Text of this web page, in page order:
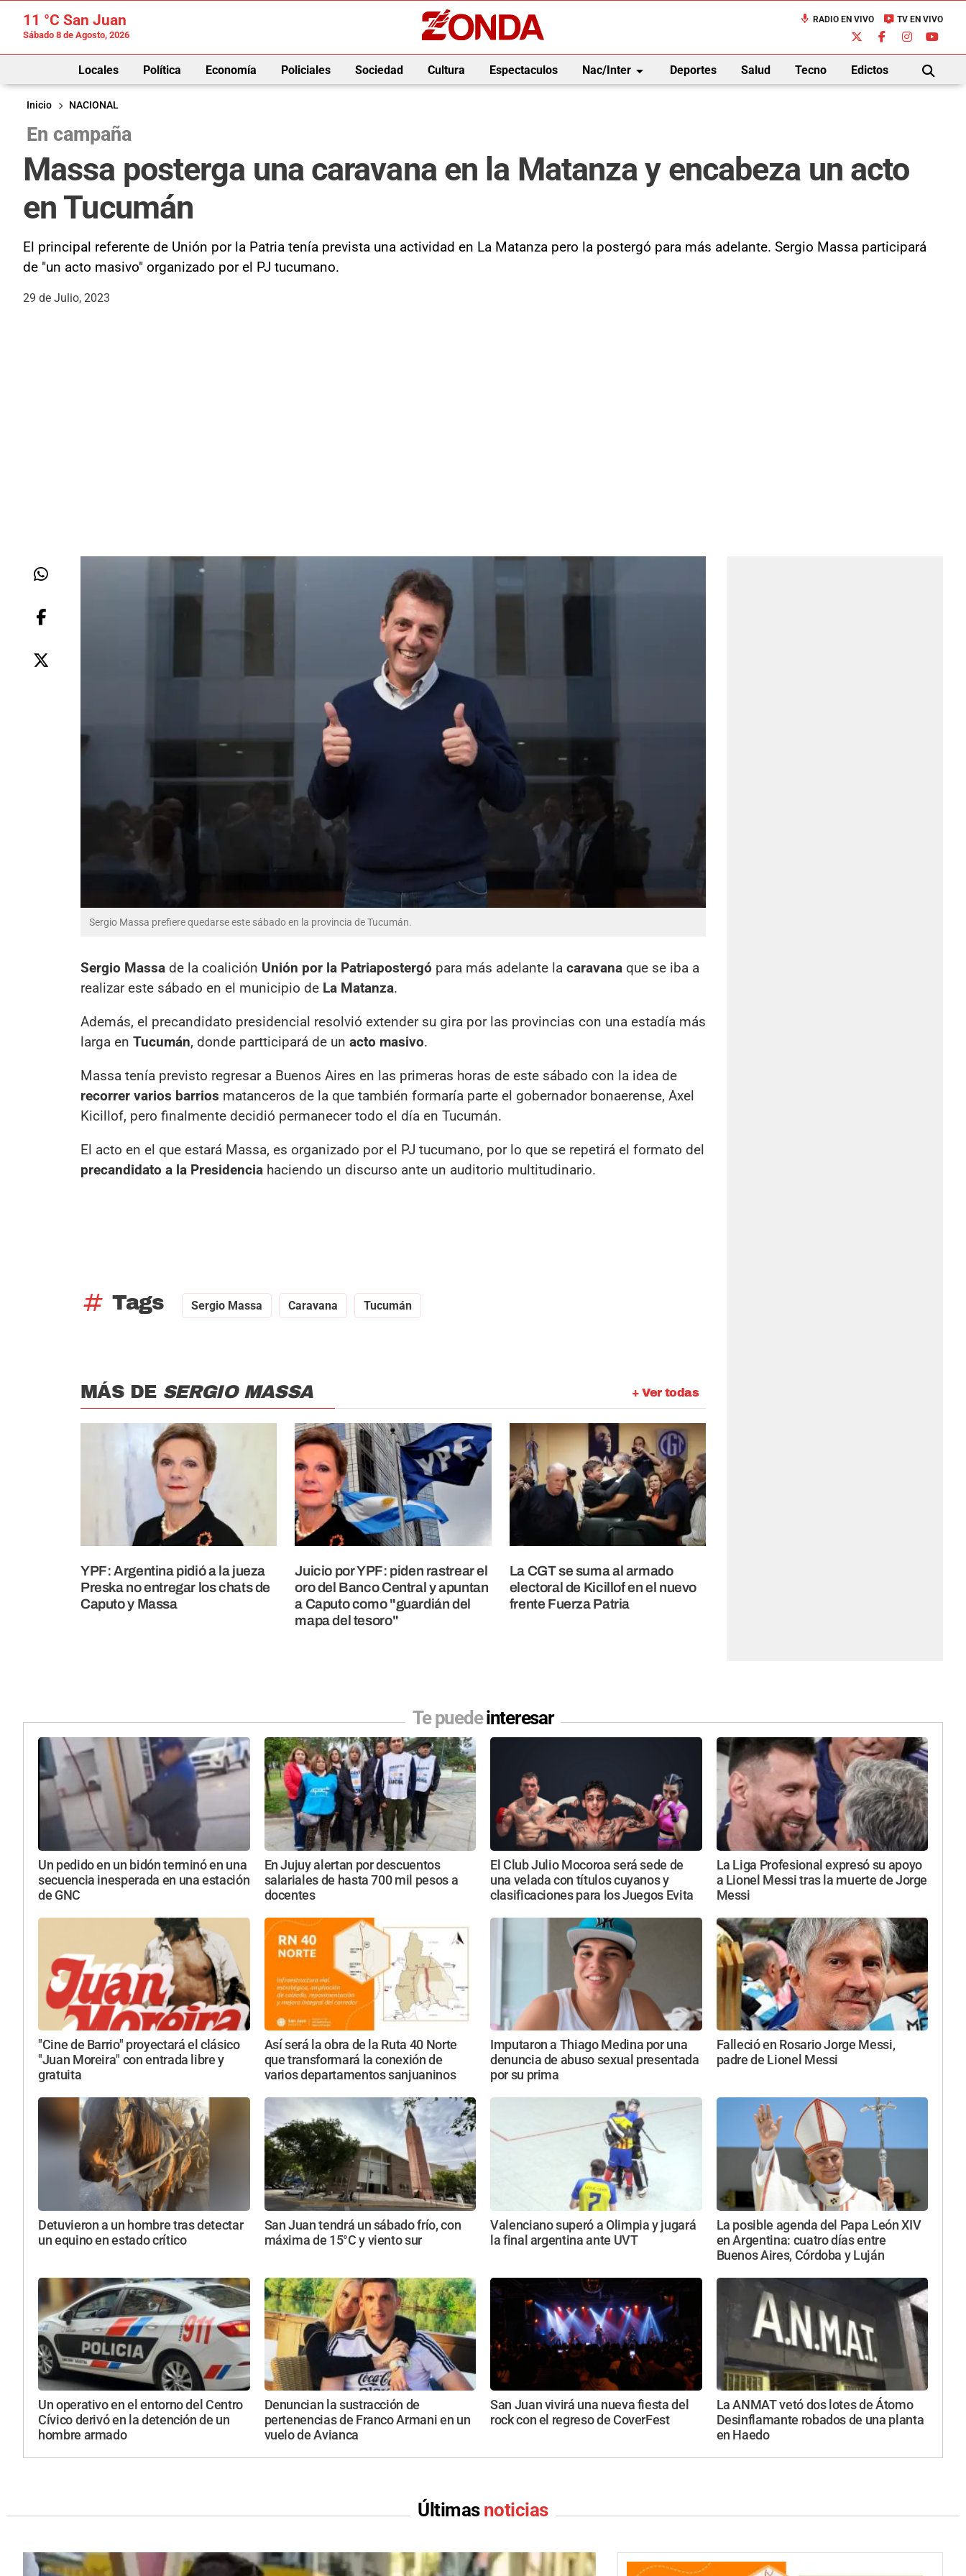
11 °C San Juan
Sábado 8 de Agosto, 2026
mic RADIO EN VIVO live_tv TV EN VIVO
Locales Política Economía Policiales Sociedad Cultura Espectaculos Nac/Interarrow_drop_down Deportes Salud Tecno Edictos
BUSCAR
Inicio
NACIONAL
En campaña
Massa posterga una caravana en la Matanza y encabeza un acto
en Tucumán
El principal referente de Unión por la Patria tenía prevista una actividad en La Matanza pero la postergó para más adelante. Sergio Massa participará
de "un acto masivo" organizado por el PJ tucumano.
29 de Julio, 2023
Sergio Massa prefiere quedarse este sábado en la provincia de Tucumán.
Sergio Massa de la coalición Unión por la Patriapostergó para más adelante la caravana que se iba a
realizar este sábado en el municipio de La Matanza.
Además, el precandidato presidencial resolvió extender su gira por las provincias con una estadía más
larga en Tucumán, donde partticipará de un acto masivo.
Massa tenía previsto regresar a Buenos Aires en las primeras horas de este sábado con la idea de
recorrer varios barrios matanceros de la que también formaría parte el gobernador bonaerense, Axel
Kicillof, pero finalmente decidió permanecer todo el día en Tucumán.
El acto en el que estará Massa, es organizado por el PJ tucumano, por lo que se repetirá el formato del
precandidato a la Presidencia haciendo un discurso ante un auditorio multitudinario.
tag Tags Sergio Massa Caravana Tucumán
+ Ver todas
MÁS DE SERGIO MASSA
YPF: Argentina pidió a la jueza
Preska no entregar los chats de
Caputo y Massa
Juicio por YPF: piden rastrear el
oro del Banco Central y apuntan
a Caputo como "guardián del
mapa del tesoro"
La CGT se suma al armado
electoral de Kicillof en el nuevo
frente Fuerza Patria
Te puedeinteresar
Un pedido en un bidón terminó en una
secuencia inesperada en una estación
de GNC
En Jujuy alertan por descuentos
salariales de hasta 700 mil pesos a
docentes
El Club Julio Mocoroa será sede de
una velada con títulos cuyanos y
clasificaciones para los Juegos Evita
La Liga Profesional expresó su apoyo
a Lionel Messi tras la muerte de Jorge
Messi
"Cine de Barrio" proyectará el clásico
"Juan Moreira" con entrada libre y
gratuita
Así será la obra de la Ruta 40 Norte
que transformará la conexión de
varios departamentos sanjuaninos
Imputaron a Thiago Medina por una
denuncia de abuso sexual presentada
por su prima
Falleció en Rosario Jorge Messi,
padre de Lionel Messi
Detuvieron a un hombre tras detectar
un equino en estado crítico
San Juan tendrá un sábado frío, con
máxima de 15°C y viento sur
Valenciano superó a Olimpia y jugará
la final argentina ante UVT
La posible agenda del Papa León XIV
en Argentina: cuatro días entre
Buenos Aires, Córdoba y Luján
Un operativo en el entorno del Centro
Cívico derivó en la detención de un
hombre armado
Denuncian la sustracción de
pertenencias de Franco Armani en un
vuelo de Avianca
San Juan vivirá una nueva fiesta del
rock con el regreso de CoverFest
La ANMAT vetó dos lotes de Átomo
Desinflamante robados de una planta
en Haedo
Últimas noticias